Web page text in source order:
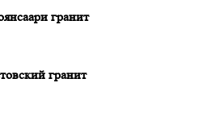
гранит
гранит